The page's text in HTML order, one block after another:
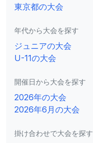
東京都の大会
年代から大会を探す
ジュニアの大会
U-11の大会
開催日から大会を探す
2026年の大会
2026年6月の大会
掛け合わせで大会を探す